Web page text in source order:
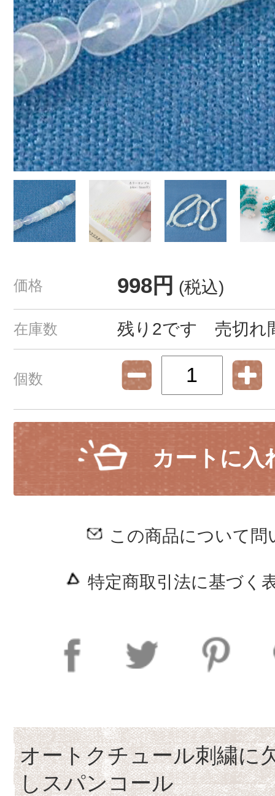
価格 998円 (税込)
在庫数 残り2です 売切れ
個数
カートに入
この商品について問
特定商取引法に基づく
オートクチュール刺繍に
しスパンコール